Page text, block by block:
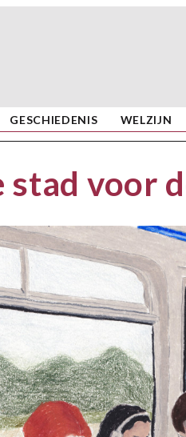
GESCHIEDENIS WELZIJN
voor